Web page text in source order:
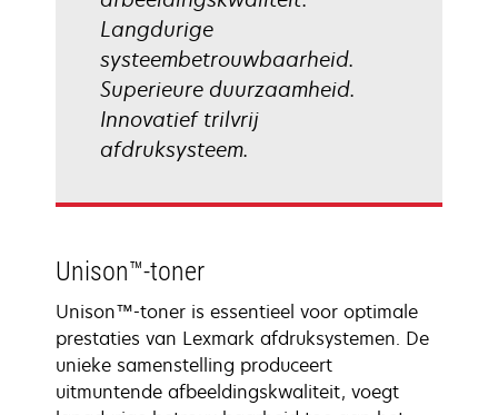
Langdurige
systeembetrouwbaarheid.
Superieure duurzaamheid.
Innovatief trilvrij
afdruksysteem.
Unison™-toner
Unison™-toner is essentieel voor optimale
prestaties van Lexmark afdruksystemen. De
unieke samenstelling produceert
uitmuntende afbeeldingskwaliteit, voegt